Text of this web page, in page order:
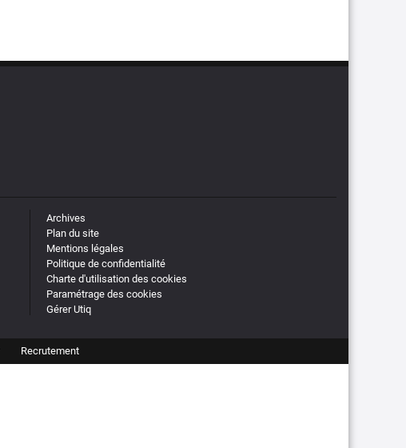
Archives
Plan du site
Mentions légales
Politique de confidentialité
Charte d'utilisation des cookies
Paramétrage des cookies
Gérer Utiq
Recrutement